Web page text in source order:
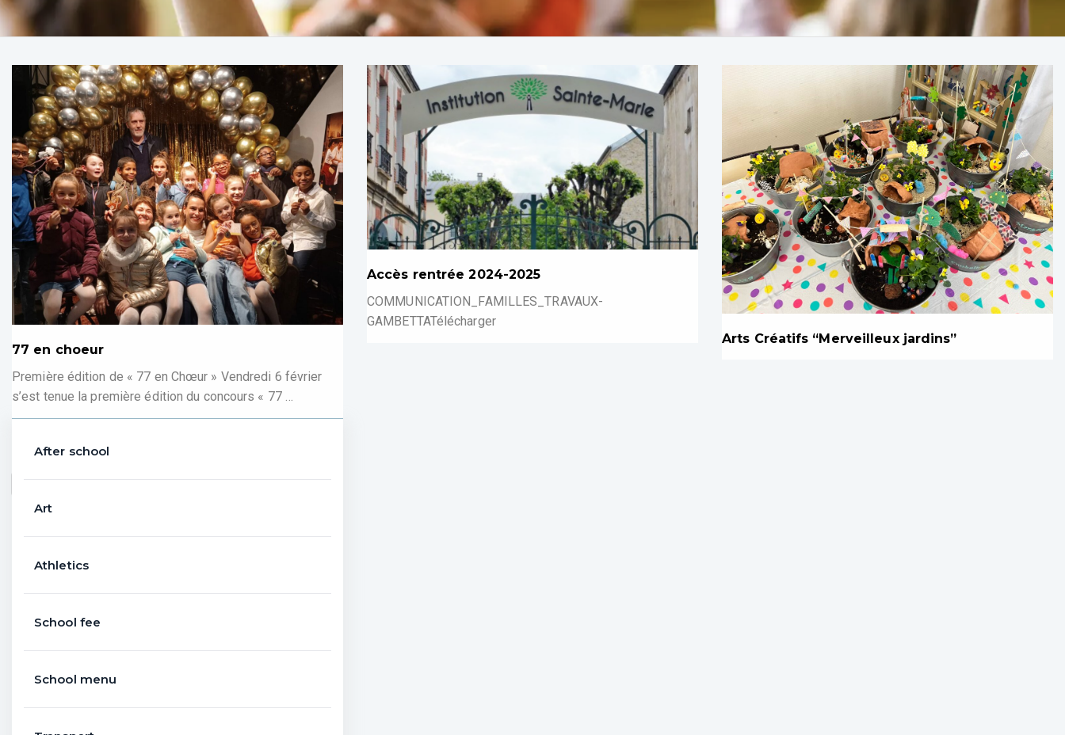
77 en choeur
Première édition de « 77 en Chœur » Vendredi 6 février
s’est tenue la première édition du concours « 77 …
Accès rentrée 2024-2025
COMMUNICATION_FAMILLES_TRAVAUX-
GAMBETTATélécharger
Arts Créatifs “Merveilleux jardins”
Partager :
Facebook X
After school
Art
Athletics
School fee
School menu